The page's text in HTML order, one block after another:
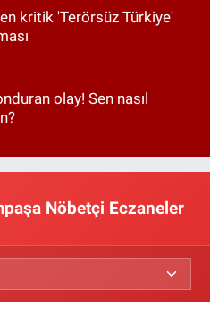
kritik 'Terörsüz Türkiye'
olay! Sen nasıl
Nöbetçi Eczaneler